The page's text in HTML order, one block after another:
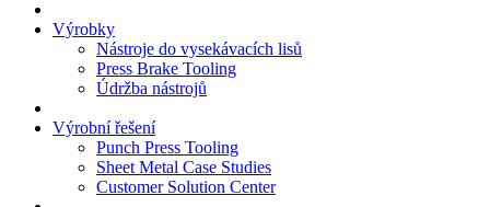
Výrobky
Nástroje do vysekávacích lisů
Press Brake Tooling
Údržba nástrojů
Výrobní řešení
Punch Press Tooling
Sheet Metal Case Studies
Customer Solution Center